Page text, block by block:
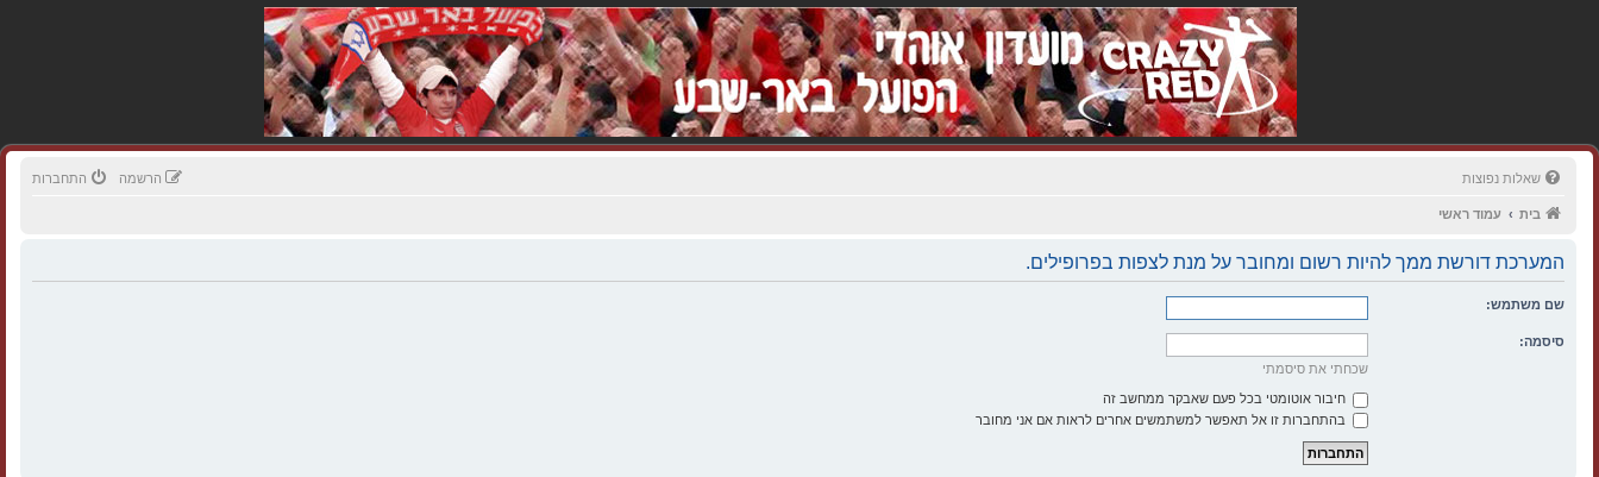
שאלות נפוצות התחברות הרשמה
בית עמוד ראשי
המערכת דורשת ממך להיות רשום ומחובר על מנת לצפות בפרופילים.
שם משתמש:
סיסמה:
שכחתי את סיסמתי
חיבור אוטומטי בכל פעם שאבקר ממחשב זה
בהתחברות זו אל תאפשר למשתמשים אחרים לראות אם אני מחובר